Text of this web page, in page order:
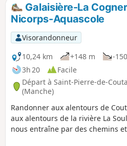
Galaisière-La
Nicorps-Aquascole
Visorandonneur
10,24 km
+148 m
-
3h 20
Facile
Départ à Saint-Pierre-de-
(Manche)
Randonner aux alentours de
aux alentours de la rivière La
nous entraîne par des chemins